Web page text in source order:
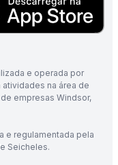
e operada por
na área de
empresas Windsor,
e regulamentada pela
Seicheles.